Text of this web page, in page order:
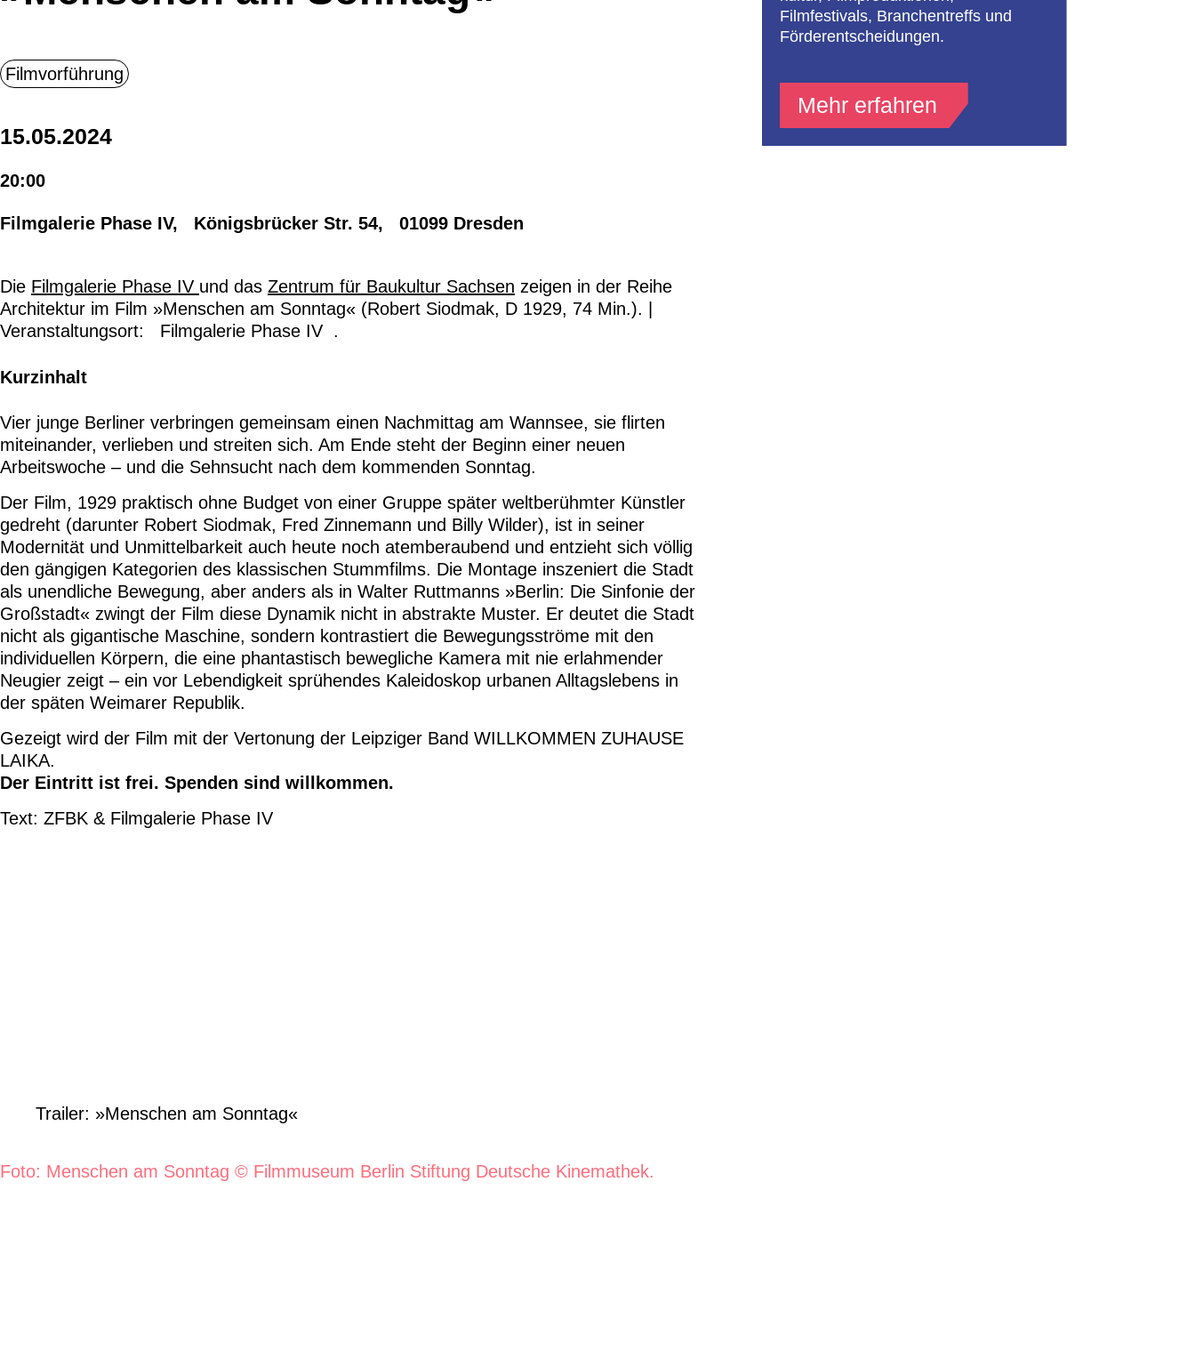
15.05.2024
20:00
Filmgalerie Phase IV, Königsbrücker Str. 54, 01099 Dresden
Die Filmgalerie Phase IV und das Zentrum für Baukultur Sachsen zeigen in der Reihe
Architektur im Film »Menschen am Sonntag« (Robert Siodmak, D 1929, 74 Min.). |
Veranstaltungsort: Filmgalerie Phase IV .
Kurzinhalt
Vier junge Berliner verbringen gemeinsam einen Nachmittag am Wannsee, sie flirten
miteinander, verlieben und streiten sich. Am Ende steht der Beginn einer neuen
Arbeitswoche – und die Sehnsucht nach dem kommenden Sonntag.
Der Film, 1929 praktisch ohne Budget von einer Gruppe später weltberühmter Künstler
gedreht (darunter Robert Siodmak, Fred Zinnemann und Billy Wilder), ist in seiner
Modernität und Unmittelbarkeit auch heute noch atemberaubend und entzieht sich völlig
den gängigen Kategorien des klassischen Stummfilms. Die Montage inszeniert die Stadt
als unendliche Bewegung, aber anders als in Walter Ruttmanns »Berlin: Die Sinfonie der
Großstadt« zwingt der Film diese Dynamik nicht in abstrakte Muster. Er deutet die Stadt
nicht als gigantische Maschine, sondern kontrastiert die Bewegungsströme mit den
individuellen Körpern, die eine phantastisch bewegliche Kamera mit nie erlahmender
Neugier zeigt – ein vor Lebendigkeit sprühendes Kaleidoskop urbanen Alltagslebens in
der späten Weimarer Republik.
Gezeigt wird der Film mit der Vertonung der Leipziger Band WILLKOMMEN ZUHAUSE
LAIKA.
Der Eintritt ist frei. Spenden sind willkommen.
Text: ZFBK & Filmgalerie Phase IV
Trailer: »Menschen am Sonntag«
Foto: Menschen am Sonntag © Filmmuseum Berlin Stiftung Deutsche Kinemathek.
Filmfestivals, Branchentreffs und
Förderentscheidungen.
Mehr erfahren